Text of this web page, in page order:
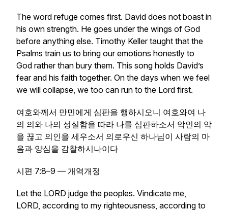
The word refuge comes first. David does not boast in
his own strength. He goes under the wings of God
before anything else. Timothy Keller taught that the
Psalms train us to bring our emotions honestly to
God rather than bury them. This song holds David’s
fear and his faith together. On the days when we feel
we will collapse, we too can run to the Lord first.
여호와께서 만민에게 심판을 행하시오니 여호와여 나
의 의와 나의 성실함을 따라 나를 심판하소서 악인의 악
을 끊고 의인을 세우소서 의로우신 하나님이 사람의 마
음과 양심을 감찰하시나이다
시편 7:8–9 — 개역개정
Let the LORD judge the peoples. Vindicate me,
LORD, according to my righteousness, according to